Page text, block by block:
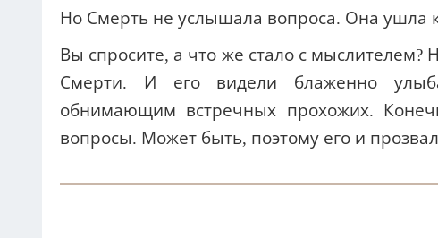
Но Смерть не услышала вопроса. Она ушла
Вы спросите, а что же стало с мыслителем?
Смерти. И его видели блаженно
обнимающим встречных прохожих.
вопросы. Может быть, поэтому его и